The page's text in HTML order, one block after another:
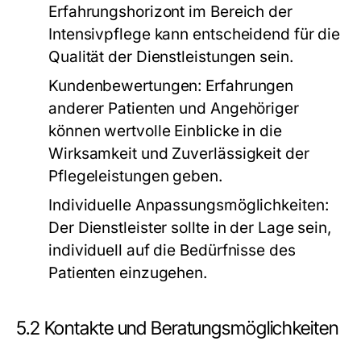
Erfahrungshorizont im Bereich der
Intensivpflege kann entscheidend für die
Qualität der Dienstleistungen sein.
Kundenbewertungen: Erfahrungen
anderer Patienten und Angehöriger
können wertvolle Einblicke in die
Wirksamkeit und Zuverlässigkeit der
Pflegeleistungen geben.
Individuelle Anpassungsmöglichkeiten:
Der Dienstleister sollte in der Lage sein,
individuell auf die Bedürfnisse des
Patienten einzugehen.
5.2 Kontakte und Beratungsmöglichkeiten